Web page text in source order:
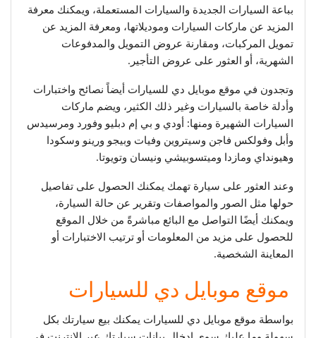
بباعة السيارات الجديدة والسيارات المستعملة، ويمكنك معرفة
المزيد عن ماركات السيارات وموديلاتها، ومعرفة المزيد عن
تمويل المركبات، ومقارنة عروض التمويل والمدفوعات
الشهرية، أو العثور على عروض التأجير.
وتجدون في موقع موبايل دي للسيارات أيضاً نصائح واختبارات
وأدلة خاصة بالسيارات وغير ذلك الكثير، ويضم ماركات
السيارات الشهيرة ومنها: أودي و بي إم دبليو وفورد ومرسيدس
وأبل وفولكس فاجن وسيتروين وفيات وبيجو ورينو وسكودا
وهيونداي ومازدا وميتسوبيشي ونيسان وتويوتا.
وعند العثور على سيارة تهمك يمكنك الحصول على تفاصيل
حولها مثل الصور والمواصفات وتقرير عن حالة السيارة،
ويمكنك أيضًا التواصل مع البائع مباشرةً من خلال الموقع
للحصول على مزيد من المعلومات أو ترتيب الاختبارات أو
المعاينة الشخصية.
موقع موبايل دي للسيارات
بواسطة موقع موبايل دي للسيارات يمكنك بيع سيارتك بكل